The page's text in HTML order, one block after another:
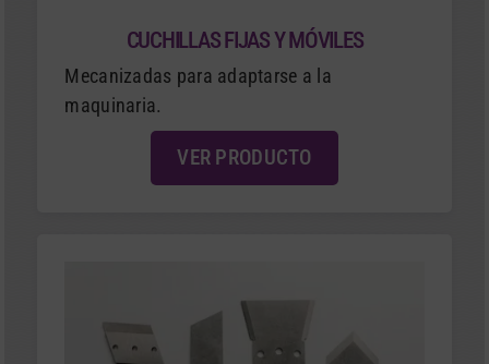
CUCHILLAS FIJAS Y MÓVILES
Mecanizadas para adaptarse a la
maquinaria.
VER PRODUCTO